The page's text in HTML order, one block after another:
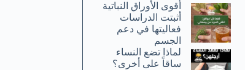
أقوى الأوراق النباتية
أثبتت الدراسات
فعاليتها في دعم
الجسم
لماذا تضع النساء
ساقاً على أخرى؟